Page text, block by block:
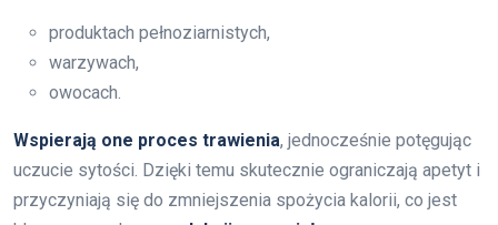
produktach pełnoziarnistych,
warzywach,
owocach.
Wspierają one proces trawienia, jednocześnie potęgując
uczucie sytości. Dzięki temu skutecznie ograniczają apetyt i
przyczyniają się do zmniejszenia spożycia kalorii, co jest